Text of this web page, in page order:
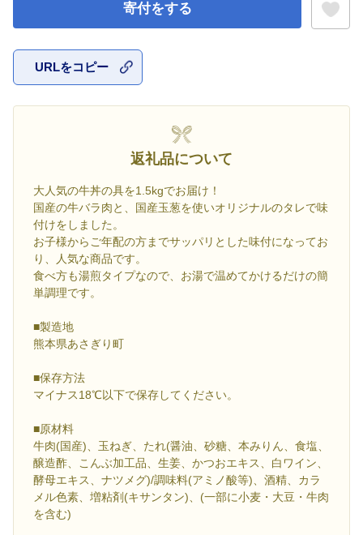
寄付をする
URLをコピー
返礼品について
大人気の牛丼の具を1.5kgでお届け！
国産の牛バラ肉と、国産玉葱を使いオリジナルのタレで味
付けをしました。
お子様からご年配の方までサッパリとした味付になってお
り、人気な商品です。
食べ方も湯煎タイプなので、お湯で温めてかけるだけの簡
単調理です。
■製造地
熊本県あさぎり町
■保存方法
マイナス18℃以下で保存してください。
■原材料
牛肉(国産)、玉ねぎ、たれ(醤油、砂糖、本みりん、食塩、
醸造酢、こんぶ加工品、生姜、かつおエキス、白ワイン、
酵母エキス、ナツメグ)/調味料(アミノ酸等)、酒精、カラ
メル色素、増粘剤(キサンタン)、(一部に小麦・大豆・牛肉
を含む)